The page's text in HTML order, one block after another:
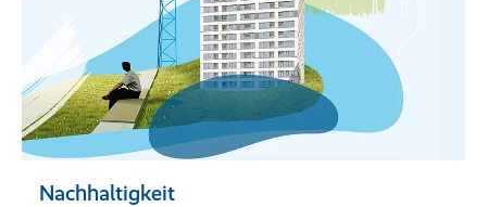
Nachhaltigkeit